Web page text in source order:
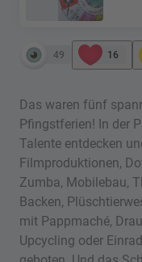
49 16
Das waren fünf
Pfingstferien! In der
Talente entdecken
Filmproduktionen,
Zumba, Mobilebau,
Backen,
mit Pappmaché,
Upcycling oder